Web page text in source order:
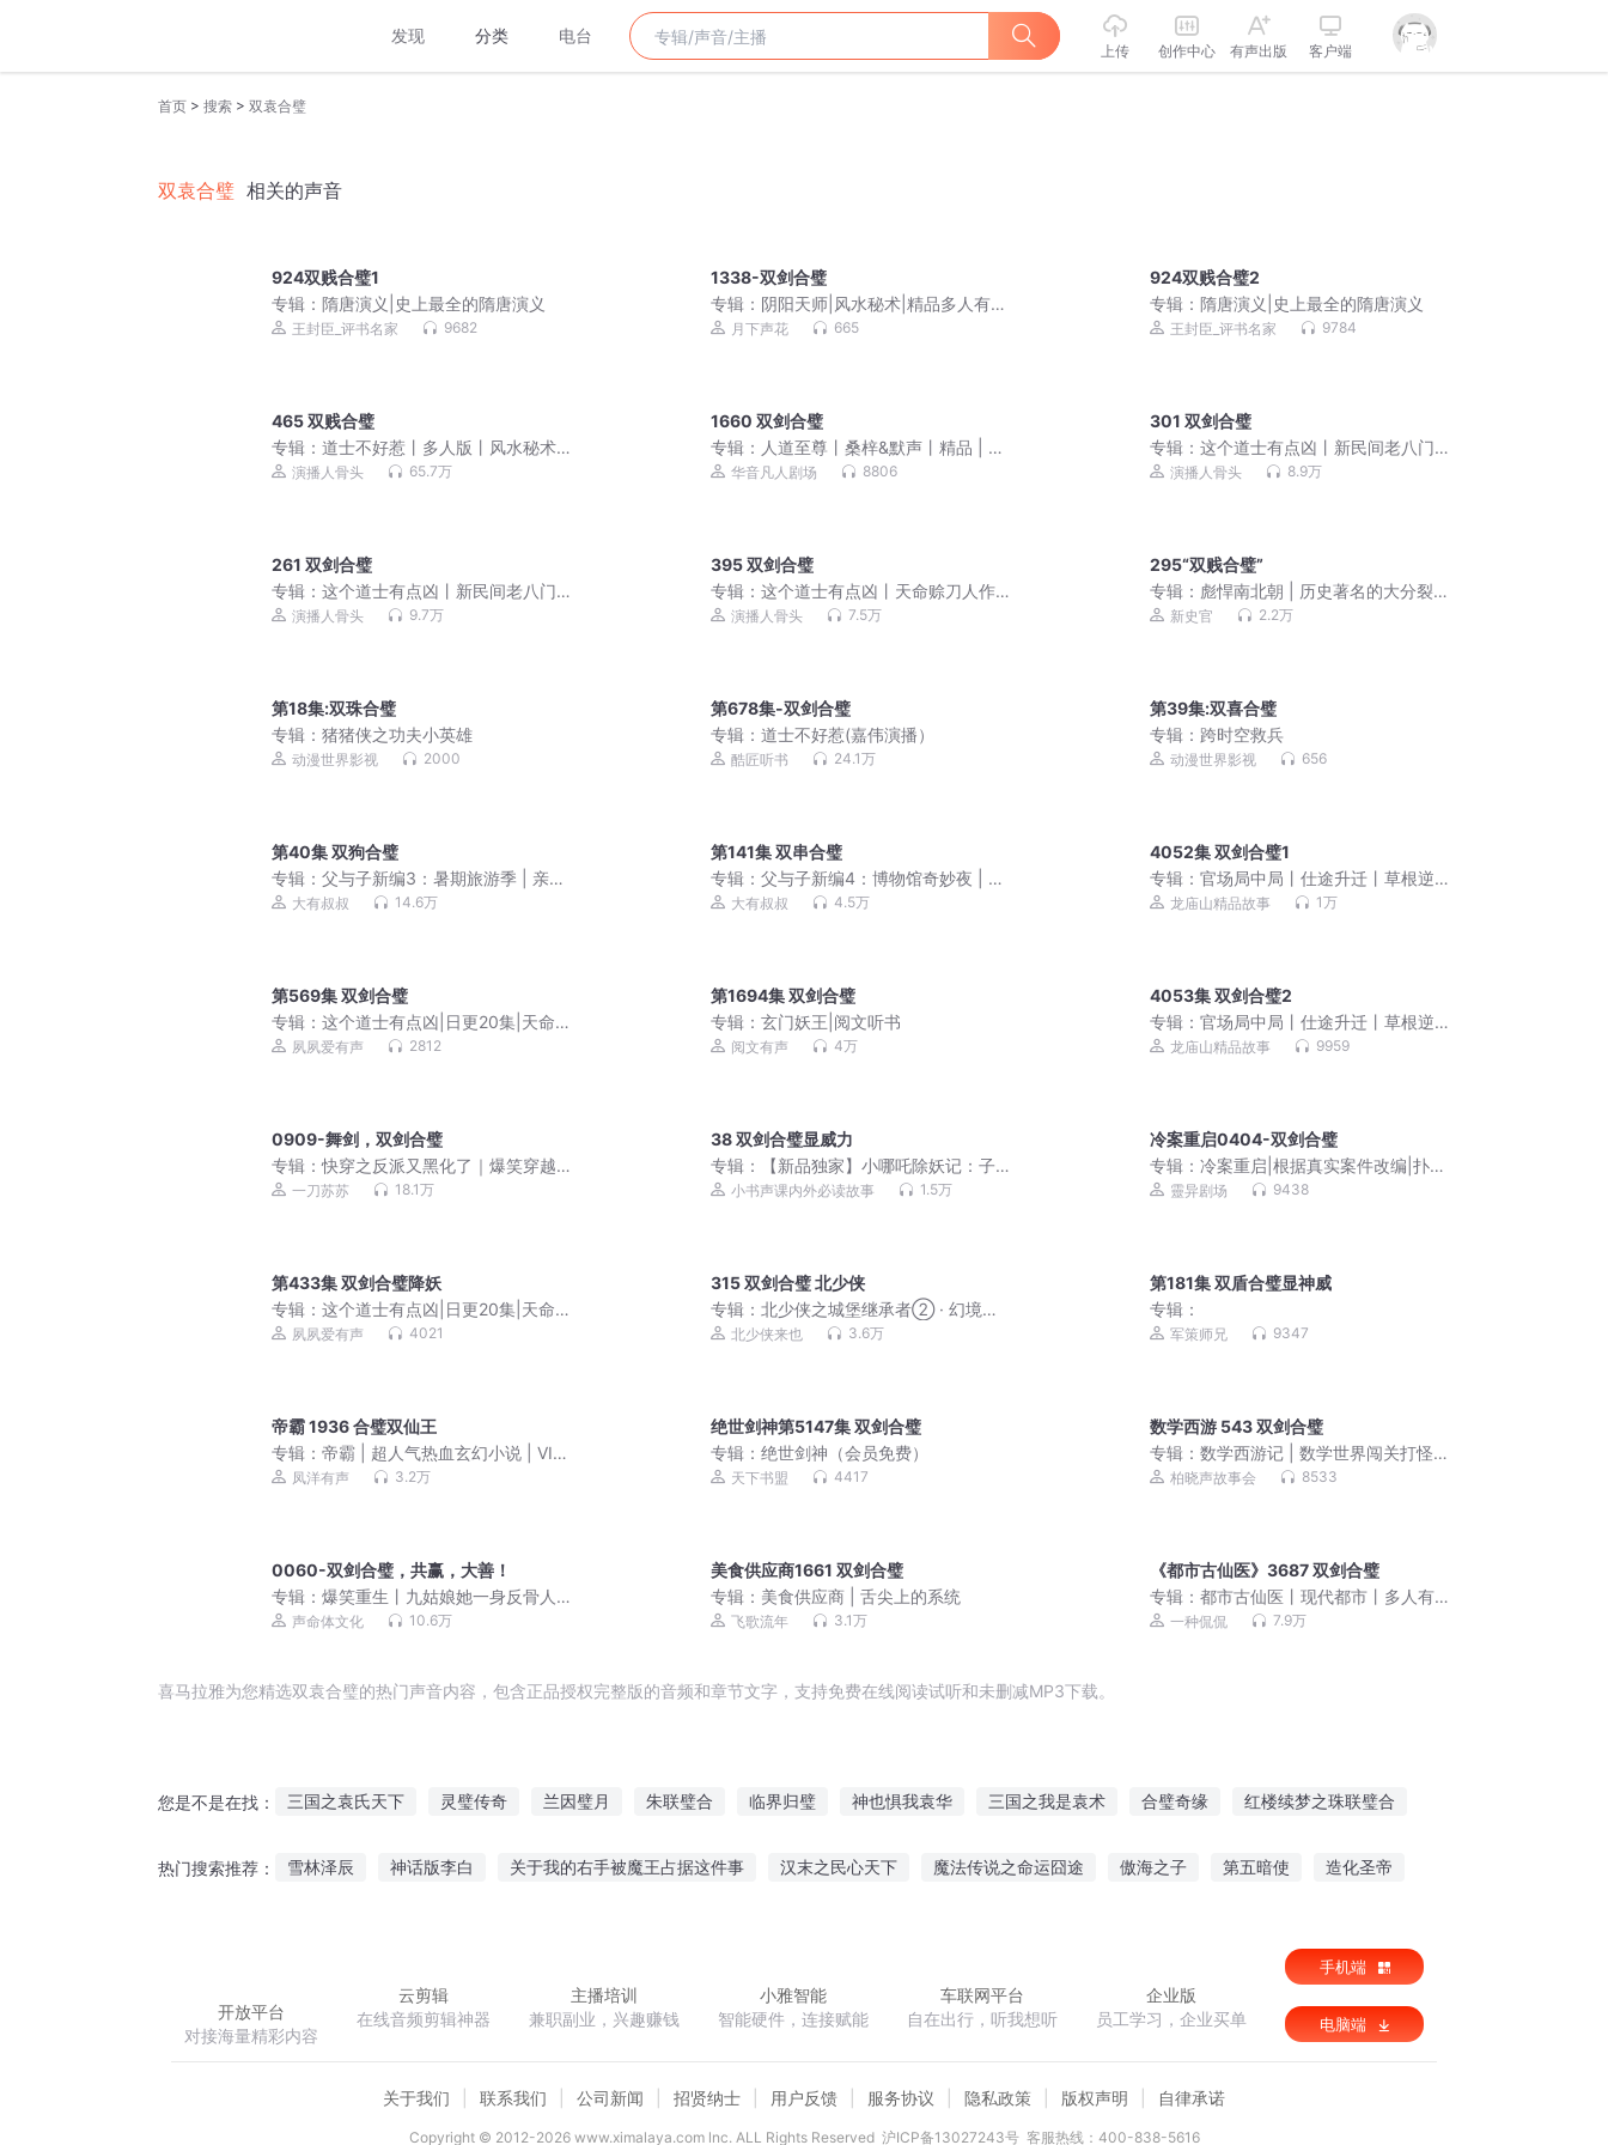
发现 分类 电台
上传 创作中心 有声出版 客户端
首页 > 搜索 > 双袁合璧
双袁合璧 相关的声音
924双贱合璧1
专辑： 隋唐演义|史上最全的隋唐演义
王封臣_评书名家 9682
1338-双剑合璧
专辑： 阴阳天师|风水秘术|精品多人有声
剧|都市爽文|灵异鬼怪|道士法术【超低
月下声花 665
924双贱合璧2
专辑：隋唐演义|史上最全的隋唐演义
王封臣_评书名家 9784
465 双贱合璧
专辑： 道士不好惹丨多人版丨风水秘术
丨爆笑丨都市丨悬疑恐怖灵异
演播人骨头 65.7万
1660 双剑合璧
专辑： 人道至尊丨桑梓&默声丨精品 | 多
人有声剧
华音凡人剧场 8806
301 双剑合璧
专辑：这个道士有点凶丨新民间老八门
丨道士不好惹作者新作
演播人骨头 8.9万
261 双剑合璧
专辑： 这个道士有点凶丨新民间老八门
丨道士不好惹作者新作
演播人骨头 9.7万
395 双剑合璧
专辑：这个道士有点凶丨天命赊刀人作
者丨都市捉鬼爽文
演播人骨头 7.5万
295“双贱合璧”
专辑： 彪悍南北朝 | 历史著名的大分裂
时代(每周一三五更新)
新史官 2.2万
第18集:双珠合璧
专辑： 猪猪侠之功夫小英雄
动漫世界影视 2000
第678集-双剑合璧
专辑：道士不好惹(嘉伟演播）
酷匠听书 24.1万
第39集:双喜合璧
专辑： 跨时空救兵
动漫世界影视 656
第40集 双狗合璧
专辑： 父与子新编3：暑期旅游季 | 亲子
笑话|睡前故事
大有叔叔 14.6万
第141集 双串合璧
专辑：父与子新编4：博物馆奇妙夜 | 亲
子笑话|睡前故事
大有叔叔 4.5万
4052集 双剑合璧1
专辑：官场局中局丨仕途升迁丨草根逆
袭丨青云直上丨多人剧
龙庙山精品故事 1万
第569集 双剑合璧
专辑： 这个道士有点凶|日更20集|天命
赊刀人作者|都市恐悬爽文|人气巅峰打
夙夙爱有声 2812
第1694集 双剑合璧
专辑：玄门妖王|阅文听书
阅文有声 4万
4053集 双剑合璧2
专辑：官场局中局丨仕途升迁丨草根逆
袭丨青云直上丨多人剧
龙庙山精品故事 9959
0909-舞剑，双剑合璧
专辑：快穿之反派又黑化了｜爆笑穿越
｜一刀苏苏多人剧
一刀苏苏 18.1万
38 双剑合璧显威力
专辑：
【新品独家】小哪吒除妖记：子
牙封神篇
小书声课内外必读故事 1.5万
冷案重启0404-双剑合璧
专辑：冷案重启|根据真实案件改编|扑朔
迷离|高智商推理|刑侦多人有声剧
靈异剧场 9438
第433集 双剑合璧降妖
专辑： 这个道士有点凶|日更20集|天命
赊刀人作者|都市恐悬爽文|人气巅峰打
夙夙爱有声 4021
315 双剑合璧 北少侠
专辑：北少侠之城堡继承者② · 幻境风
云篇北少侠来也 3.6万
第181集 双盾合璧显神威
专辑：
军策师兄 9347
帝霸 1936 合璧双仙王
专辑： 帝霸 | 超人气热血玄幻小说 | VIP
免费多人剧完整版
凤洋有声 3.2万
绝世剑神第5147集 双剑合璧
专辑：绝世剑神（会员免费）
天下书盟 4417
数学西游 543 双剑合璧
专辑：数学西游记 | 数学世界闯关打怪
（VIP版）
柏晓声故事会 8533
0060-双剑合璧，共赢，大善！
专辑： 爆笑重生丨九姑娘她一身反骨人
还狂丨霸榜奇幻多人剧
声命体文化 10.6万
美食供应商1661 双剑合璧
专辑： 美食供应商 | 舌尖上的系统
飞歌流年 3.1万
《都市古仙医》3687 双剑合璧
专辑：都市古仙医丨现代都市丨多人有
声剧一种侃侃 7.9万
喜马拉雅为您精选双袁合璧的热门声音内容，包含正品授权完整版的音频和章节文字，支持免费在线阅读试听和未删减MP3下载。
您是不是在找： 三国之袁氏天下 灵璧传奇 兰因璧月 朱联璧合 临界归璧 神也惧我袁华 三国之我是袁术 合璧奇缘 红楼续梦之珠联璧合
热门搜索推荐： 雪林泽辰 神话版李白 关于我的右手被魔王占据这件事 汉末之民心天下 魔法传说之命运囧途 傲海之子 第五暗使 造化圣帝
开放平台
对接海量精彩内容
云剪辑
在线音频剪辑神器
主播培训
兼职副业，兴趣赚钱
小雅智能
智能硬件，连接赋能
车联网平台
自在出行，听我想听
企业版
员工学习，企业买单
手机端
电脑端
关于我们 联系我们 公司新闻 招贤纳士 用户反馈 服务协议 隐私政策 版权声明 自律承诺
Copyright © 2012-2026www.ximalaya.com lnc. ALL Rights Reserved 沪ICP备13027243号 客服热线：400-838-5616